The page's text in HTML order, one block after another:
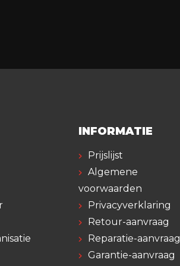
INFORMATIE
Prijslijst
Algemene
voorwaarden
Privacyverklaring
Retour-aanvraag
Reparatie-aanvraag
Garantie-aanvraag